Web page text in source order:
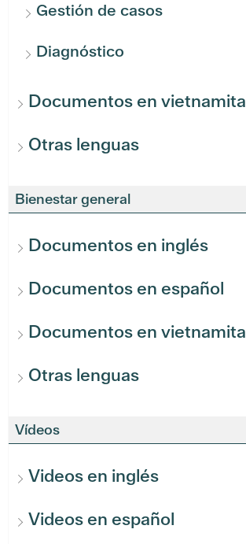
Gestión de casos
Diagnóstico
Documentos en vietnamita
Otras lenguas
Bienestar general
Documentos en inglés
Documentos en español
Documentos en vietnamita
Otras lenguas
Vídeos
Videos en inglés
Videos en español